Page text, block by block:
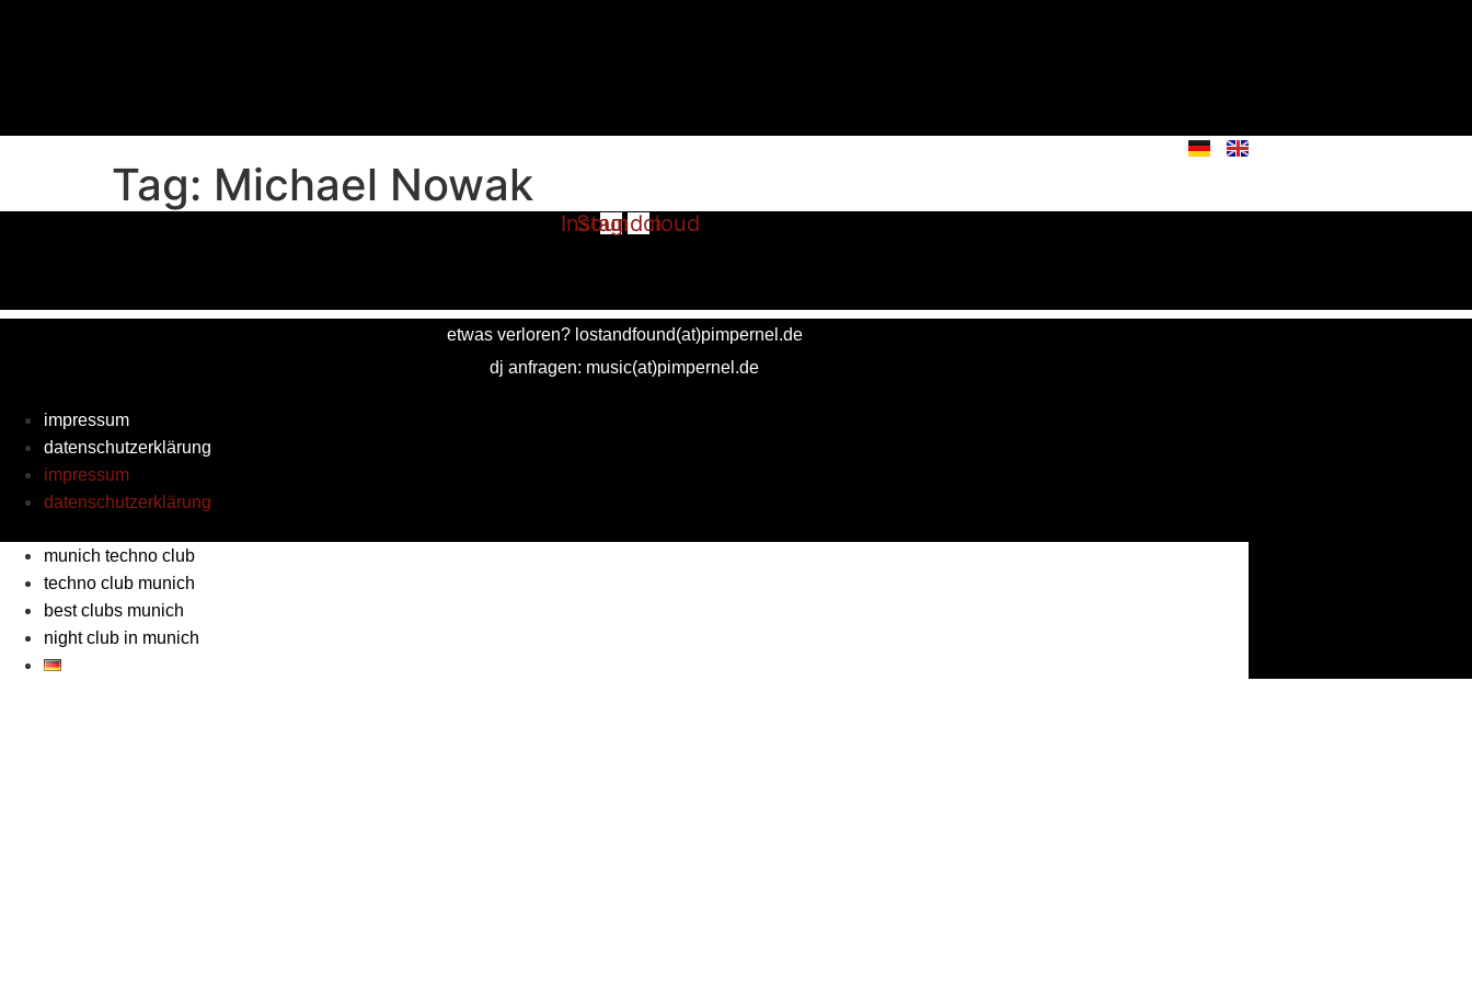
Tag: Michael Nowak
Instagram
Soundcloud
etwas verloren? lostandfound(at)pimpernel.de
dj anfragen: music(at)pimpernel.de
impressum
datenschutzerklärung
impressum
datenschutzerklärung
munich techno club
techno club munich
best clubs munich
night club in munich